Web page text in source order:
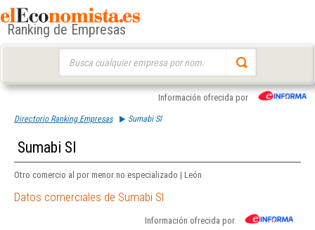
Ranking de Empresas
Información ofrecida por
Directorio Ranking Empresas Sumabi Sl
Sumabi Sl
Otro comercio al por menor no especializado | León
Datos comerciales de Sumabi Sl
Información ofrecida por